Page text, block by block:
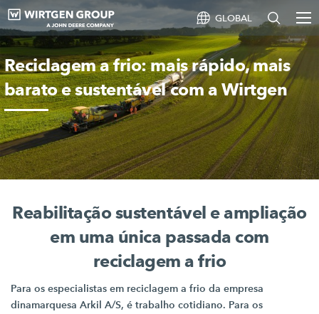
GLOBAL
Reciclagem a frio: mais rápido, mais
barato e sustentável com a Wirtgen
Reabilitação sustentável e ampliação
em uma única passada com
reciclagem a frio
Para os especialistas em reciclagem a frio da empresa
dinamarquesaArkil A/S, é trabalho cotidiano. Para os